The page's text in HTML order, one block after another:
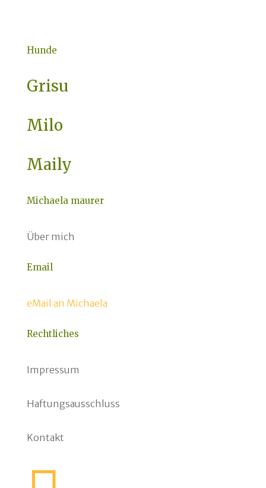
Hunde
Grisu
Milo
Maily
Michaela maurer
Über mich
Email
eMail an Michaela
Rechtliches
Impressum
Haftungsausschluss
Kontakt